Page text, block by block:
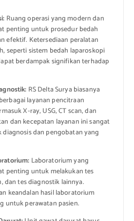
Ruang operasi yang modern dan
penting untuk prosedur bedah
efektif. Ketersediaan peralatan
seperti sistem bedah laparoskopi
berdampak signifikan terhadap
RS Delta Surya biasanya
layanan pencitraan
X-ray, USG, CT scan, dan
dan kecepatan layanan ini sangat
dan pengobatan yang
Laboratorium yang
penting untuk melakukan tes
dan tes diagnostik lainnya.
keandalan hasil laboratorium
untuk perawatan pasien.